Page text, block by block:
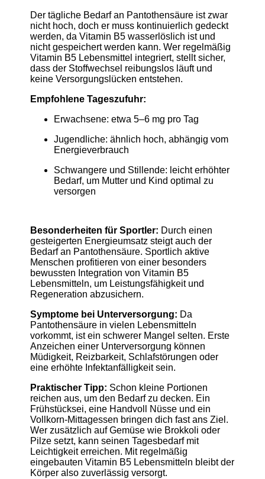
Der tägliche Bedarf an Pantothensäure ist zwar
nicht hoch, doch er muss kontinuierlich gedeckt
werden, da Vitamin B5 wasserlöslich ist und
nicht gespeichert werden kann. Wer regelmäßig
Vitamin B5 Lebensmittel integriert, stellt sicher,
dass der Stoffwechsel reibungslos läuft und
keine Versorgungslücken entstehen.
Empfohlene Tageszufuhr:
Erwachsene: etwa 5–6 mg pro Tag
Jugendliche: ähnlich hoch, abhängig vom
Energieverbrauch
Schwangere und Stillende: leicht erhöhter
Bedarf, um Mutter und Kind optimal zu
versorgen
Besonderheiten für Sportler: Durch einen
gesteigerten Energieumsatz steigt auch der
Bedarf an Pantothensäure. Sportlich aktive
Menschen profitieren von einer besonders
bewussten Integration von Vitamin B5
Lebensmitteln, um Leistungsfähigkeit und
Regeneration abzusichern.
Symptome bei Unterversorgung: Da
Pantothensäure in vielen Lebensmitteln
vorkommt, ist ein schwerer Mangel selten. Erste
Anzeichen einer Unterversorgung können
Müdigkeit, Reizbarkeit, Schlafstörungen oder
eine erhöhte Infektanfälligkeit sein.
Praktischer Tipp: Schon kleine Portionen
reichen aus, um den Bedarf zu decken. Ein
Frühstücksei, eine Handvoll Nüsse und ein
Vollkorn-Mittagessen bringen dich fast ans Ziel.
Wer zusätzlich auf Gemüse wie Brokkoli oder
Pilze setzt, kann seinen Tagesbedarf mit
Leichtigkeit erreichen. Mit regelmäßig
eingebauten Vitamin B5 Lebensmitteln bleibt der
Körper also zuverlässig versorgt.